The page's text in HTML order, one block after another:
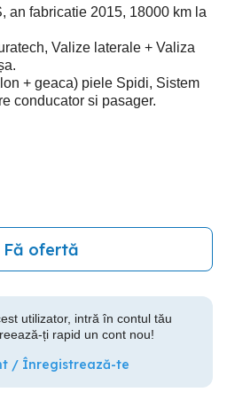
an fabricatie 2015, 18000 km la
Valize laterale + Valiza
+ geaca) piele Spidi, Sistem
conducator si pasager.
Fă ofertă
utilizator, intră în contul tău
ți rapid un cont nou!
/ Înregistrează-te